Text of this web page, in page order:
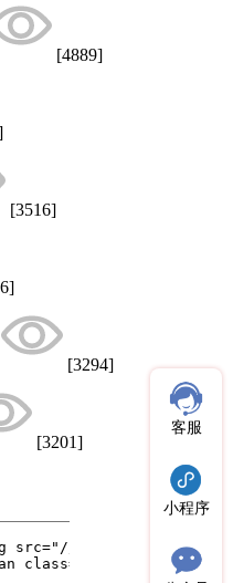
[4889]
[3516]
[3294]
[3201]
客服
小程序